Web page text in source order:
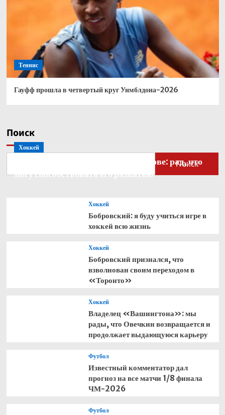
Теннис
Гауфф прошла в четвертый круг Уимблдона-2026
Поиск
Поиск
Хоккей
Бобровский — о голкипере Ахтямове: рад, что
могу способствовать его развитию
Хоккей
Бобровский: я буду учиться игре в
хоккей всю жизнь
Хоккей
Бобровский признался, что
взволнован своим переходом в
«Торонто»
Хоккей
Владелец «Вашингтона»: мы
рады, что Овечкин возвращается и
продолжает выдающуюся карьеру
Футбол
Известный комментатор дал
прогноз на все матчи 1/8 финала
ЧМ-2026
Футбол